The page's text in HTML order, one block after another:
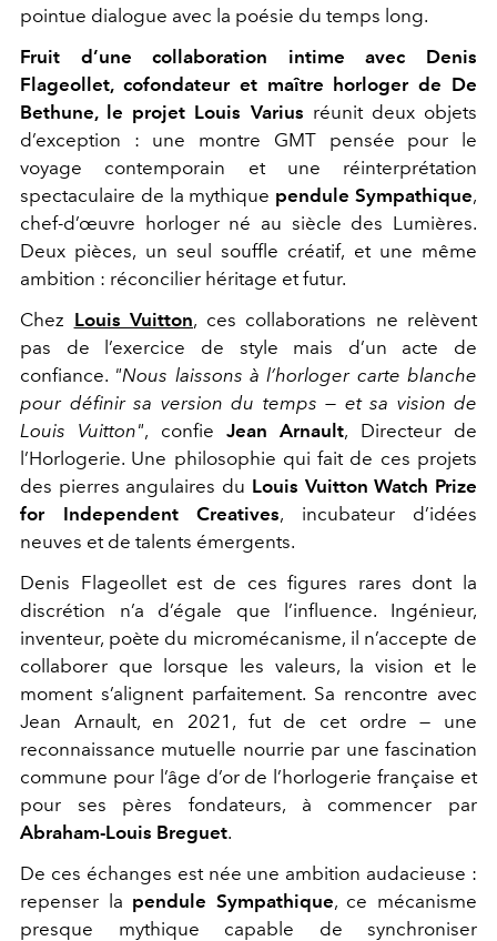
pointue dialogue avec la poésie du temps long.
Fruit d’une collaboration intime avec Denis
Flageollet, cofondateur et maître horloger de De
Bethune, le projet Louis Varius réunit deux objets
d’exception : une montre GMT pensée pour le
voyage contemporain et une réinterprétation
spectaculaire de la mythique pendule Sympathique,
chef-d’œuvre horloger né au siècle des Lumières.
Deux pièces, un seul souffle créatif, et une même
ambition : réconcilier héritage et futur.
Chez Louis Vuitton, ces collaborations ne relèvent
pas de l’exercice de style mais d’un acte de
confiance. "Nous laissons à l’horloger carte blanche
pour définir sa version du temps — et sa vision de
Louis Vuitton", confieJean Arnault, Directeur de
l’Horlogerie. Une philosophie qui fait de ces projets
des pierres angulaires du Louis Vuitton Watch Prize
for Independent Creatives, incubateur d’idées
neuves et de talents émergents.
Denis Flageollet est de ces figures rares dont la
discrétion n’a d’égale que l’influence. Ingénieur,
inventeur, poète du micromécanisme, il n’accepte de
collaborer que lorsque les valeurs, la vision et le
moment s’alignent parfaitement. Sa rencontre avec
Jean Arnault, en 2021, fut de cet ordre — une
reconnaissance mutuelle nourrie par une fascination
commune pour l’âge d’or de l’horlogerie française et
pour ses pères fondateurs, à commencer par
Abraham-Louis Breguet.
De ces échanges est née une ambition audacieuse :
repenser la pendule Sympathique, ce mécanisme
presque mythique capable de synchroniser